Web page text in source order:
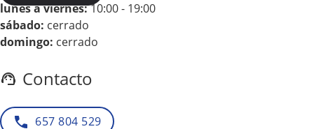
lunes a viernes:10:00 - 19:00
sábado: cerrado
domingo: cerrado
Contacto
657 804 529